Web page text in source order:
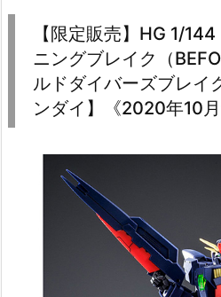
【限定販売】HG 1/
ニングブレイク（
ルドダイバーズブレイ
ンダイ】《2020年10月